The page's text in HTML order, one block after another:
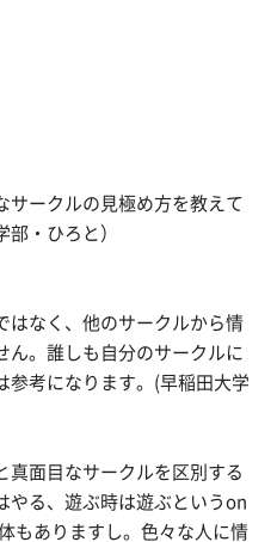
サークルの見極め方を教えて
部・ひろと）
はなく、他のサークルから情
ん。誰しも自分のサークルに
参考になります。(早稲田大学
真面目なサークルを区別する
やる、遊ぶ時は遊ぶというon
もありますし。色々な人に情